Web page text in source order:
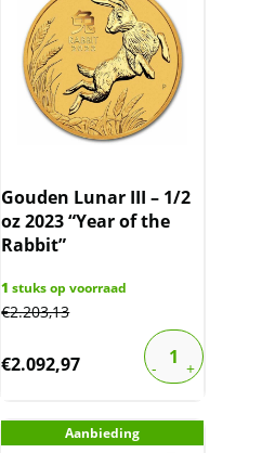
Gouden Lunar III – 1/2
oz 2023 “Year of the
Rabbit”
1 stuks op voorraad
€2.203,13
€2.092,97
Aanbieding